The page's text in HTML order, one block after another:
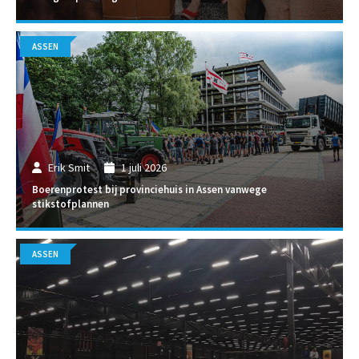
Erik Smit 1 juli 2026
Boerenprotest bij provinciehuis in Assen vanwege
stikstofplannen
ASSEN
ASSEN